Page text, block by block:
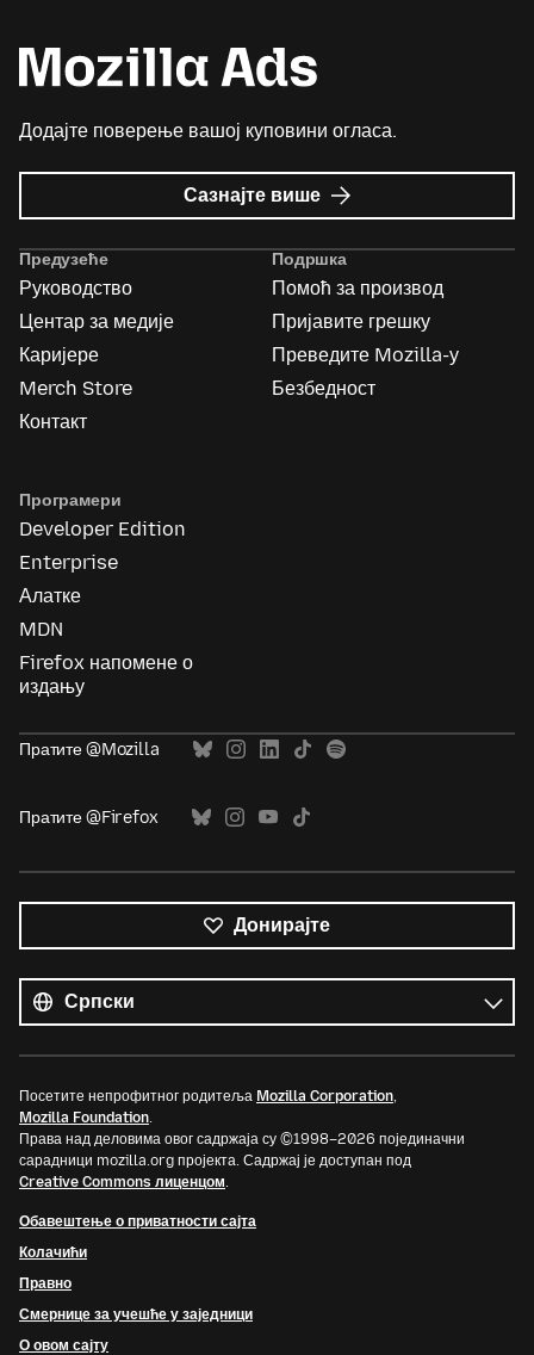
Додајте поверење вашој куповини огласа.
Сазнајте више о
Mozilla
Предузеће
Руководство
Центар за медије
Каријере
Merch Store
Контакт
Подршка
Помоћ за производ
Пријавите грешку
Преведите Mozilla-у
Безбедност
Програмери
Developer Edition
Enterprise
Алатке
MDN
Firefox напомене о
издању
Пратите @Mozilla
Пратите @Firefox
Донирајте
језици
Језик
Посетите непрофитног родитеља Mozilla Corporation,
Mozilla Foundation.
Права над деловима овог садржаја су ©1998–2026 појединачни
сарадници mozilla.org пројекта. Садржај је доступан под
Creative Commons лиценцом.
Обавештење о приватности сајта
Колачићи
Правно
Смернице за учешће у заједници
О овом сајту